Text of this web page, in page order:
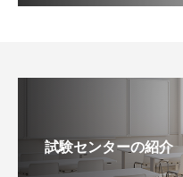
試験センターの紹介